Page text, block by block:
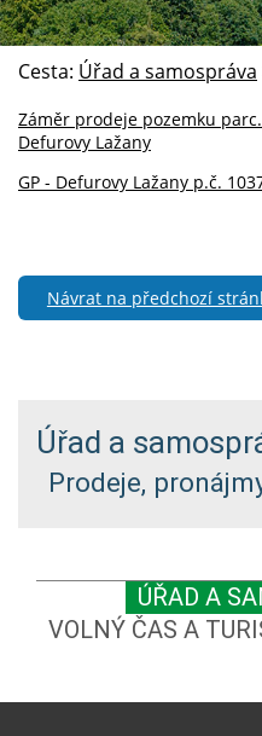
Cesta: Úřad a samospráva
Záměr prodeje pozemku
Defurovy Lažany
GP - Defurovy Lažany p.č.
Návrat na předchozí
Úřad a
Prodeje,
ÚŘAD A
VOLNÝ ČAS A